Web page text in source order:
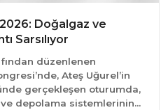
Doğalgaz ve
Sarsılıyor
düzenlenen
Ateş Uğurel’in
gerçekleşen oturumda,
depolama sistemlerinin…